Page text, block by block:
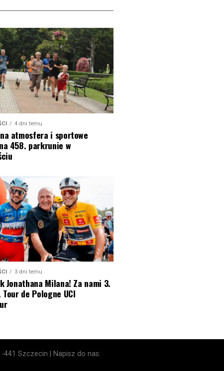
4 dni temu
atmosfera i sportowe
458. parkrunie w
3 dni temu
Jonathana Milana! Za nami 3.
de Pologne UCI
Szczecin | Napisz do nas: